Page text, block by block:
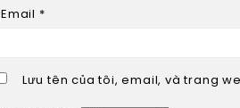
Email *
Lưu tên của tôi, email, và trang